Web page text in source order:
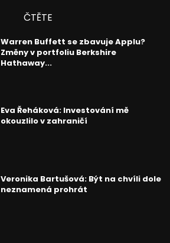
ČTĚTE
Warren Buffett se zbavuje Applu?
Změny v portfoliu Berkshire
Hathaway...
Eva Řeháková: Investování mě
okouzlilo v zahraničí
Veronika Bartušová: Být na chvíli dole
neznamená prohrát